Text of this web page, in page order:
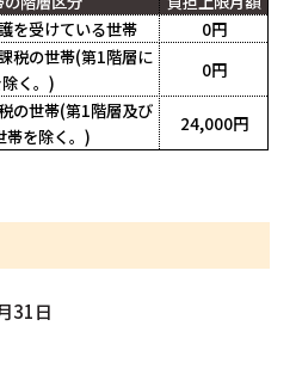
を受けている世帯
0円
税の世帯(第1階層に
く。)
0円
の世帯(第1階層及び
帯を除く。)
24,000円
31日